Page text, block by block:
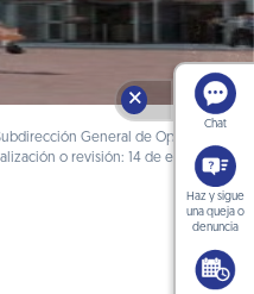
General de Operaciones
o revisión: 14 de enero 2025
🗙
Chat
Haz y sigue
una queja o
denuncia